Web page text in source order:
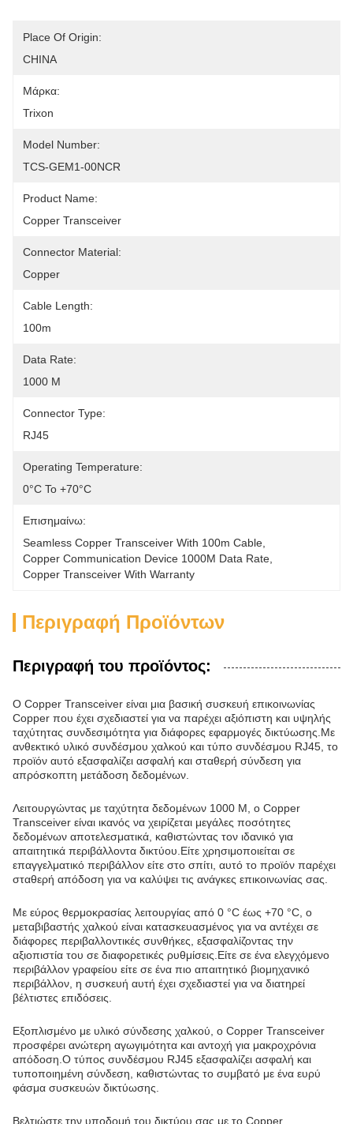
Place Of Origin:
CHINA
Μάρκα:
Trixon
Model Number:
TCS-GEM1-00NCR
Product Name:
Copper Transceiver
Connector Material:
Copper
Cable Length:
100m
Data Rate:
1000 M
Connector Type:
RJ45
Operating Temperature:
0°C To +70°C
Επισημαίνω:
Seamless Copper Transceiver With 100m Cable
Copper Communication Device 1000M Data Rate
Copper Transceiver With Warranty
Περιγραφή Προϊόντων
Περιγραφή του προϊόντος:
Ο Copper Transceiver είναι μια βασική συσκευή επικοινωνίας
Copper που έχει σχεδιαστεί για να παρέχει αξιόπιστη και υψηλής
ταχύτητας συνδεσιμότητα για διάφορες εφαρμογές δικτύωσης.Με
ανθεκτικό υλικό συνδέσμου χαλκού και τύπο συνδέσμου RJ45, το
προϊόν αυτό εξασφαλίζει ασφαλή και σταθερή σύνδεση για
απρόσκοπτη μετάδοση δεδομένων.
Λειτουργώντας με ταχύτητα δεδομένων 1000 M, ο Copper
Transceiver είναι ικανός να χειρίζεται μεγάλες ποσότητες
δεδομένων αποτελεσματικά, καθιστώντας τον ιδανικό για
απαιτητικά περιβάλλοντα δικτύου.Είτε χρησιμοποιείται σε
επαγγελματικό περιβάλλον είτε στο σπίτι, αυτό το προϊόν παρέχει
σταθερή απόδοση για να καλύψει τις ανάγκες επικοινωνίας σας.
Με εύρος θερμοκρασίας λειτουργίας από 0 °C έως +70 °C, ο
μεταβιβαστής χαλκού είναι κατασκευασμένος για να αντέχει σε
διάφορες περιβαλλοντικές συνθήκες, εξασφαλίζοντας την
αξιοπιστία του σε διαφορετικές ρυθμίσεις.Είτε σε ένα ελεγχόμενο
περιβάλλον γραφείου είτε σε ένα πιο απαιτητικό βιομηχανικό
περιβάλλον, η συσκευή αυτή έχει σχεδιαστεί για να διατηρεί
βέλτιστες επιδόσεις.
Εξοπλισμένο με υλικό σύνδεσης χαλκού, ο Copper Transceiver
προσφέρει ανώτερη αγωγιμότητα και αντοχή για μακροχρόνια
απόδοση.Ο τύπος συνδέσμου RJ45 εξασφαλίζει ασφαλή και
τυποποιημένη σύνδεση, καθιστώντας το συμβατό με ένα ευρύ
φάσμα συσκευών δικτύωσης.
Βελτιώστε την υποδομή του δικτύου σας με το Copper